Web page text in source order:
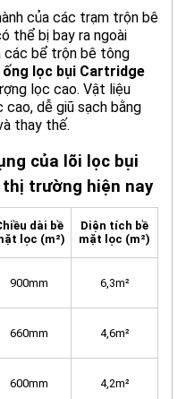
của các trạm trộn bê
thể bị bay ra ngoài
các bể trộn bê tông
lọc bụi Cartridge
lọc cao. Vật liệu
dễ giũ sạch bằng
thay thế.
của lõi lọc bụi
trường hiện nay
dài bề
lọc (m²)
Diện tích bề
mặt lọc (m²)
900mm 6,3m²
660mm 4,6m²
600mm 4,2m²